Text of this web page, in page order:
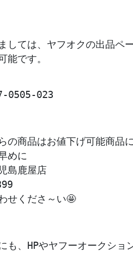
しては、ヤフオクの出品ペ
能です。
0505-023
の商品はお値下げ可能商品
めに
島鹿屋店
せくださ～い🤩
も、HPやヤフーオークショ